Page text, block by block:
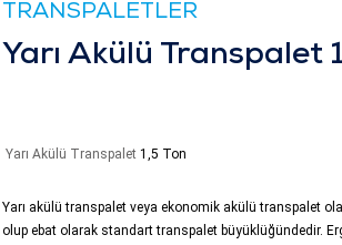
TRANSPALETLER
Yarı Akülü Transpalet
Yarı Akülü Transpalet 1,5 Ton
Yarı akülü transpalet veya ekonomik akülü transpalet
olup ebat olarak standart transpalet büyüklüğündedir.